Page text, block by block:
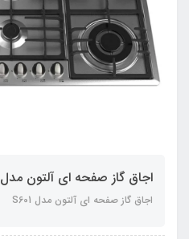
اجاق گاز صفحه ای آلتون مدل S601
اجاق گاز صفحه ای آلتون مدل S601